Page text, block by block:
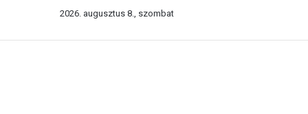
2026. augusztus 8., szombat